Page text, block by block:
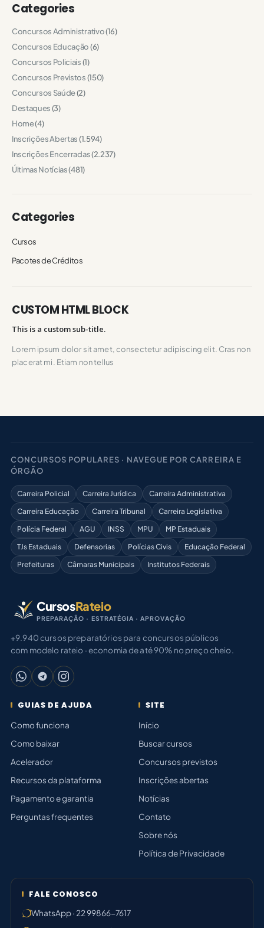
Categories
Concursos Administrativo(16)
Concursos Educação(6)
Concursos Policiais(1)
Concursos Previstos(150)
Concursos Saúde(2)
Destaques(3)
Home(4)
Inscrições Abertas(1.594)
Inscrições Encerradas(2.237)
Últimas Notícias(481)
Categories
Cursos
Pacotes de Créditos
CUSTOM HTML BLOCK
This is a custom sub-title.
Lorem ipsum dolor sit amet, consectetur adipiscing elit. Cras non
placerat mi. Etiam non tellus
CONCURSOS POPULARES · NAVEGUE POR CARREIRA E
ÓRGÃO
Carreira Policial Carreira Jurídica
Carreira Administrativa
Carreira Educação
Carreira Tribunal
Carreira Legislativa
Polícia Federal
AGU INSS MPU
MP Estaduais
TJs Estaduais
Defensorias Polícias Civis
Educação Federal
Prefeituras
Câmaras Municipais Institutos Federais
CursosRateio
PREPARAÇÃO · ESTRATÉGIA · APROVAÇÃO
+9.940 cursos preparatórios para concursos públicos
com modelo rateio · economia de até 90% no preço cheio.
GUIAS DE AJUDA
Como funciona
Como baixar
Acelerador
Recursos da plataforma
Pagamento e garantia
Perguntas frequentes
SITE
Início
Buscar cursos
Concursos previstos
Inscrições abertas
Notícias
Contato
Sobre nós
Política de Privacidade
FALE CONOSCO
WhatsApp · 22 99866-7617